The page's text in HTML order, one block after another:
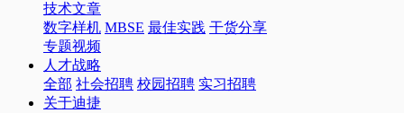
技术文章
数字样机 MBSE 最佳实践 干货分享
专题视频
人才战略
全部 社会招聘 校园招聘 实习招聘
关于迪捷